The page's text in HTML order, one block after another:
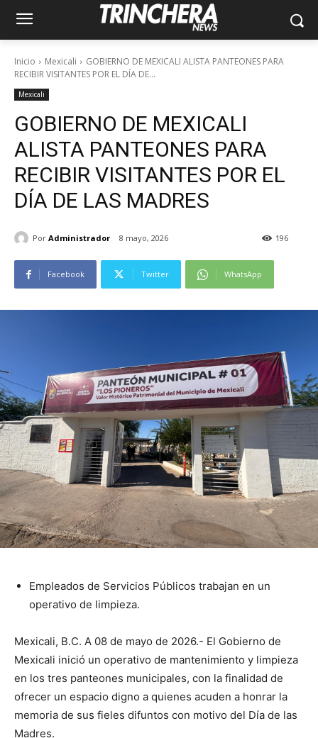
Inicio Mexicali
GOBIERNO DE MEXICALI ALISTA PANTEONES PARA
RECIBIR VISITANTES POR EL DÍA DE...
Mexicali
GOBIERNO DE MEXICALI
ALISTA PANTEONES PARA
RECIBIR VISITANTES POR EL
DÍA DE LAS MADRES
Por Administrador 8 mayo, 2026 196
Facebook Twitter WhatsApp
Empleados de Servicios Públicos trabajan en un
operativo de limpieza.
Mexicali, B.C. A 08 de mayo de 2026.- El Gobierno de
Mexicali inició un operativo de mantenimiento y limpieza
en los tres panteones municipales, con la finalidad de
ofrecer un espacio digno a quienes acuden a honrar la
memoria de sus fieles difuntos con motivo del Día de las
Madres.